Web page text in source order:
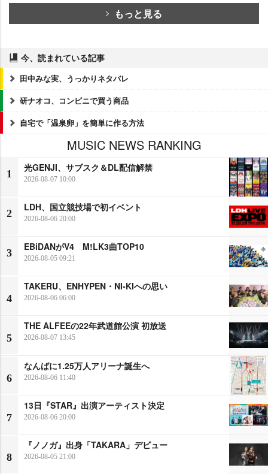
もっと見る
今、読まれている記事
田中みな実、うっかりネタバレ
研ナオコ、コンビニで買う商品
自宅で「温泉卵」を簡単に作る方法
MUSIC NEWS RANKING
1
光GENJI、サブスク＆DL配信解禁
2026-08-07 10:00
2
LDH、国立競技場で初イベント
2026-08-06 20:00
3
EBiDANがV4 M!LK3曲TOP10
2026-08-05 09:21
4
TAKERU、ENHYPEN・NI-KIへの思い
2026-08-06 06:00
5
THE ALFEEの22年武道館公演 初放送
2026-08-07 13:45
6
なんばに1.25万人アリーナ誕生へ
2026-08-06 11:40
7
13日『STAR』出演アーティスト決定
2026-08-06 20:00
8
『ノノガ』出身「TAKARA」デビュー
2026-08-05 21:00